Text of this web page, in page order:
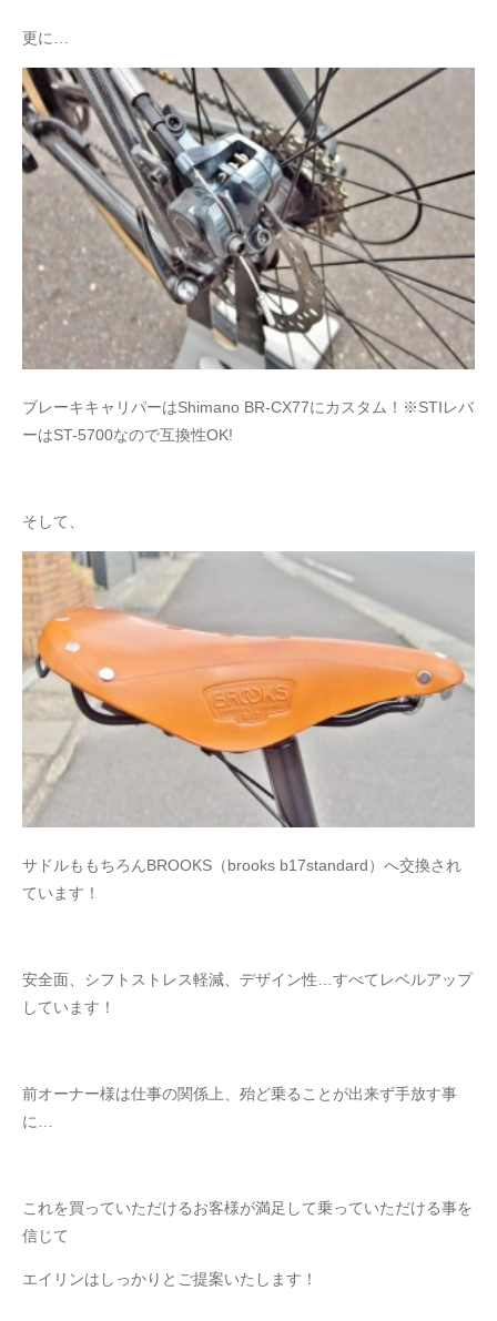
更に…
ブレーキキャリパーはShimano BR-CX77にカスタム！※STIレバ
ーはST-5700なので互換性OK!
そして、
サドルももちろんBROOKS（brooks b17standard）へ交換され
ています！
安全面、シフトストレス軽減、デザイン性…すべてレベルアップ
しています！
前オーナー様は仕事の関係上、殆ど乗ることが出来ず手放す事
に…
これを買っていただけるお客様が満足して乗っていただける事を
信じて
エイリンはしっかりとご提案いたします！